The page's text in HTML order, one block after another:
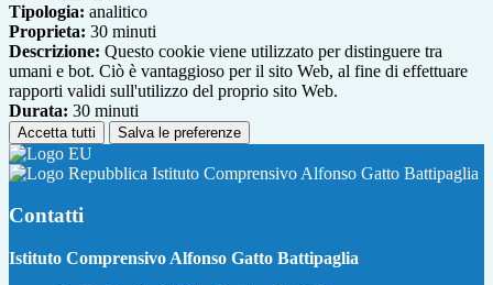
Tipologia: analitico
Proprieta: 30 minuti
Descrizione: Questo cookie viene utilizzato per distinguere tra
umani e bot. Ciò è vantaggioso per il sito Web, al fine di effettuare
rapporti validi sull'utilizzo del proprio sito Web.
Durata: 30 minuti
Accetta tutti Salva le preferenze
Istituto Comprensivo Alfonso Gatto Battipaglia
Contatti
Istituto Comprensivo Alfonso Gatto Battipaglia